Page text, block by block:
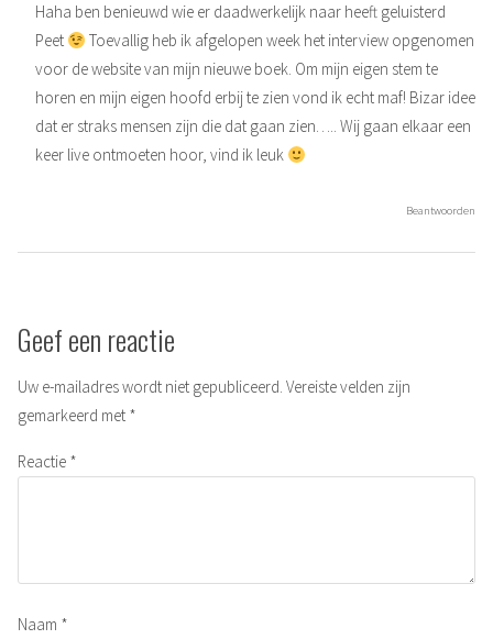
Haha ben benieuwd wie er daadwerkelijk naar heeft geluisterd
Peet
Toevallig heb ik afgelopen week het interview opgenomen
voor de website van mijn nieuwe boek. Om mijn eigen stem te
horen en mijn eigen hoofd erbij te zien vond ik echt maf! Bizar idee
dat er straks mensen zijn die dat gaan zien….. Wij gaan elkaar een
keer live ontmoeten hoor, vind ik leuk
Beantwoorden
Geef een reactie
Uw e-mailadres wordt niet gepubliceerd. Vereiste velden zijn
gemarkeerd met *
Reactie *
Naam *